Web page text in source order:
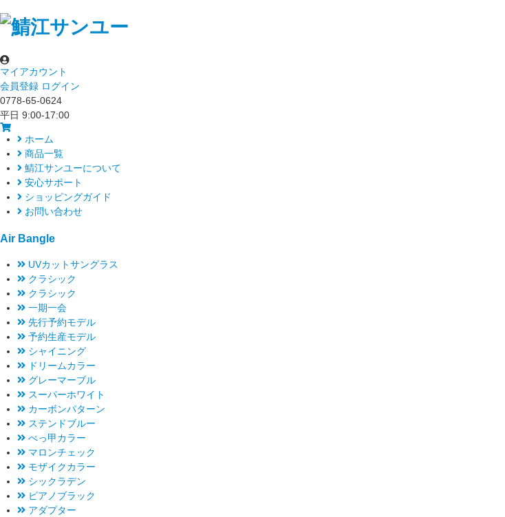
マイアカウント
会員登録 ログイン
0778-65-0624
平日 9:00-17:00
ホーム
商品一覧
鯖江サンユーについて
安心サポート
ショッピングガイド
お問い合わせ
Air Bangle
UVカットサングラス
クラシック
クラシック
一期一会
先行予約モデル
予約生産モデル
シャイニング
ドリームカラー
グレーマーブル
スーパーホワイト
カーボンパターン
ステンドブルー
べっ甲カラー
マロンチェック
モザイクカラー
シックラデン
ピアノブラック
アダプター